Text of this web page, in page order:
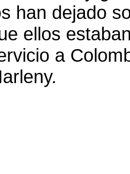
han dejado
ellos
a